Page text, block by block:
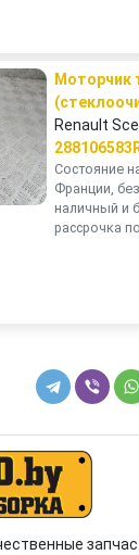
Моторчик
Renault
Состояние
Франции,
наличный и
рассрочка